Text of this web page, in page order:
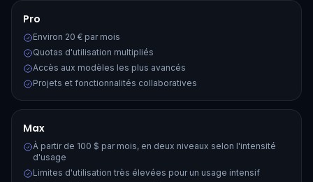
Pro
Environ 20 € par mois
Quotas d'utilisation multipliés
Accès aux modèles les plus avancés
Projets et fonctionnalités collaboratives
Max
À partir de 100 $ par mois, en deux niveaux selon l'intensité
d'usage
Limites d'utilisation très élevées pour un usage intensif